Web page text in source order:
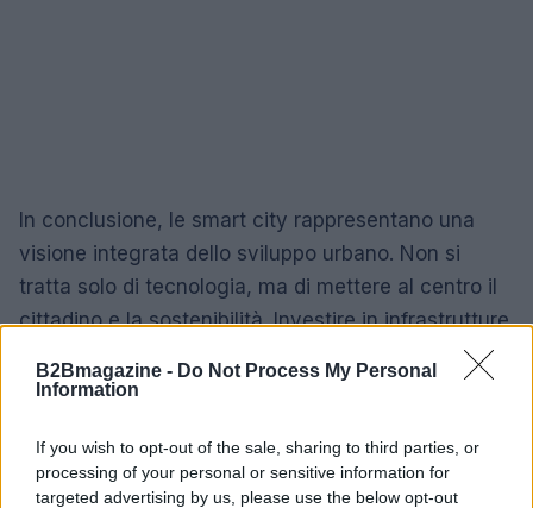
B2Bmagazine - Do Not Process My Personal
Information
If you wish to opt-out of the sale, sharing to third parties, or
processing of your personal or sensitive information for
targeted advertising by us, please use the below opt-out
In conclusione, le smart city rappresentano una
visione integrata dello sviluppo urbano. Non si
tratta solo di tecnologia, ma di mettere al centro il
cittadino e la sostenibilità. Investire in infrastrutture
di rete significa investire nella qualità della vita. Chi
di voi è pronto a fare questo viaggio verso il
commenti, il dialogo è aperto! #SmartCity
#Innovazione